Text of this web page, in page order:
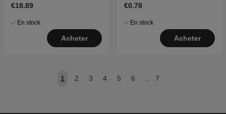
€18.89
En stock
Acheter
€0.78
En stock
Acheter
1 2 3 4 5 6 7